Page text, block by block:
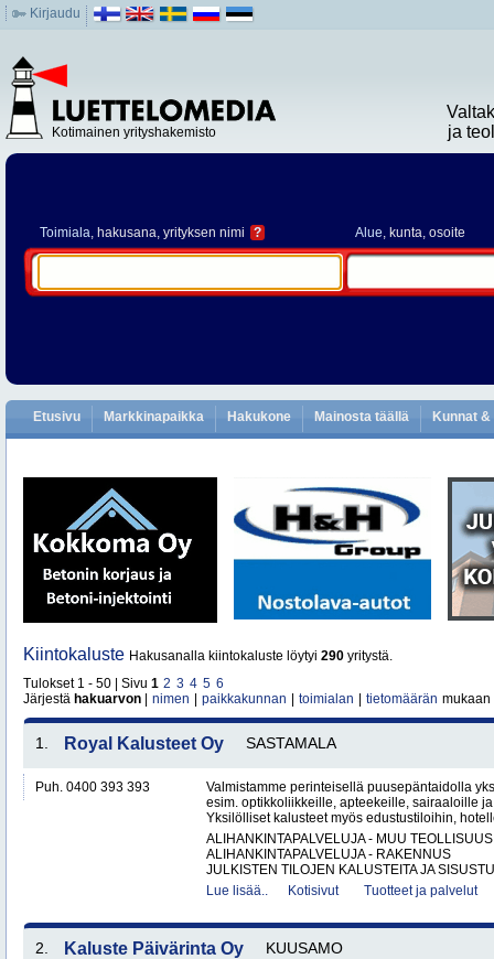
Kirjaudu
Kotimainen yrityshakemisto
ja
Toimiala, hakusana, yrityksen nimi ? Alue, kunta, osoite
Etusivu Markkinapaikka Hakukone Mainosta täällä Kunnat
Kiintokaluste Hakusanalla kiintokaluste löytyi 290 yritystä.
Tulokset 1 - 50 | Sivu 1 2 3 4 5 6
Järjestä hakuarvon nimen paikkakunnan toimialan tietomäärän mukaan
1. Royal Kalusteet Oy SASTAMALA
Puh. 0400 393 393
Valmistamme perinteisellä puusepäntaidolla
esim. optikkoliikkeille, apteekeille, sairaaloille
Yksilölliset kalusteet myös edustustiloihin,
ALIHANKINTAPALVELUJA - MUU TEOLLISUUS
ALIHANKINTAPALVELUJA - RAKENNUS
JULKISTEN TILOJEN KALUSTEITA JA
Lue lisää..
Kotisivut Tuotteet ja palvelut
2. Kaluste Päivärinta Oy KUUSAMO